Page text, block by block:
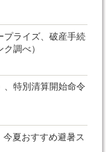
プライズ、破産手続
調べ）
、特別清算開始命令
今夏おすすめ避暑ス